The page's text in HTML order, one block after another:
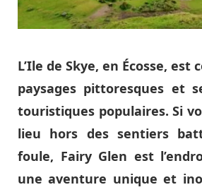
L’Ile de Skye, en Écosse, est
paysages pittoresques et
touristiques populaires. Si
lieu hors des sentiers
foule, Fairy Glen est
une aventure unique et